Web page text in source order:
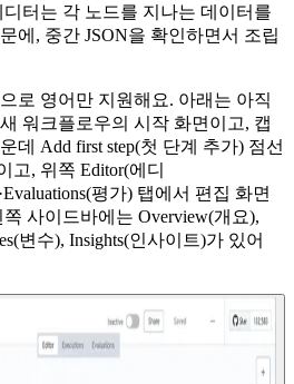
터는 각 노드를 지나는 데이터를
에, 중간 JSON을 확인하면서 조립
로 영어만 지원해요. 아래는 아직
워크플로우의 시작 화면이고, 캡
데 Add first step(첫 단계 추가) 점선
고, 위쪽 Editor(에디
평가) 탭에서 편집 화면
사이드바에는 Overview(개요),
변수), Insights(인사이트)가 있어